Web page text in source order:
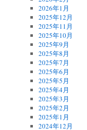
2026年1月
2025年12月
2025年11月
2025年10月
2025年9月
2025年8月
2025年7月
2025年6月
2025年5月
2025年4月
2025年3月
2025年2月
2025年1月
2024年12月